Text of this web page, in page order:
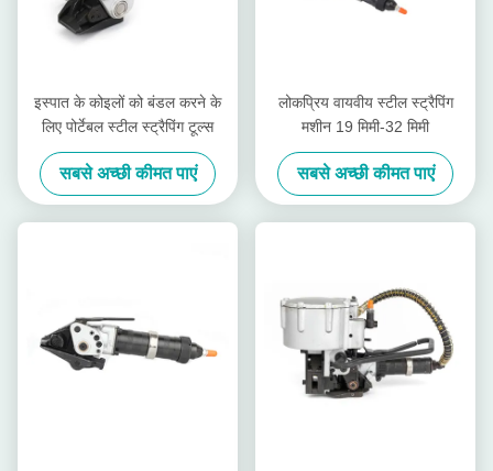
इस्पात के कोइलों को बंडल करने के
लिए पोर्टेबल स्टील स्ट्रैपिंग टूल्स
सबसे अच्छी कीमत पाएं
लोकप्रिय वायवीय स्टील स्ट्रैपिंग
मशीन 19 मिमी-32 मिमी
सबसे अच्छी कीमत पाएं